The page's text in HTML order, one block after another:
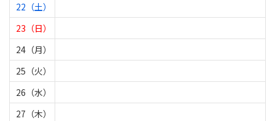
22（土）
23（日）
24（月）
25（火）
26（水）
27（木）